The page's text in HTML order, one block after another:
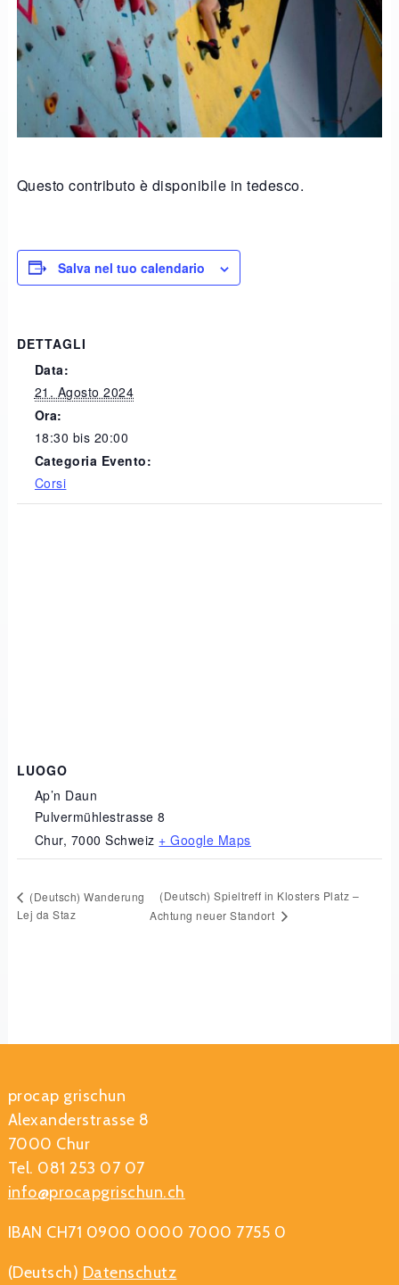
Questo contributo è disponibile in tedesco.
Salva nel tuo calendario
DETTAGLI
Data:
21. Agosto 2024
Ora:
18:30 bis 20:00
Categoria Evento:
Corsi
LUOGO
Ap’n Daun
Pulvermühlestrasse 8
Chur, 7000 Schweiz + Google Maps
(Deutsch) Wanderung
Lej da Staz
(Deutsch) Spieltreff in Klosters Platz –
Achtung neuer Standort
procap grischun
Alexanderstrasse 8
7000 Chur
Tel. 081 253 07 07
info@procapgrischun.ch
IBAN CH71 0900 0000 7000 7755 0
(Deutsch) Datenschutz